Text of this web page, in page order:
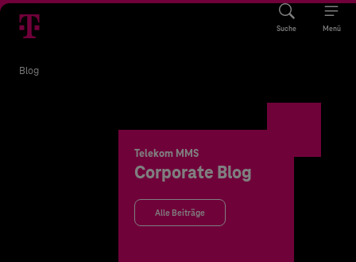
Suche Menü
Blog
Telekom MMS
Corporate Blog
Alle Beiträge